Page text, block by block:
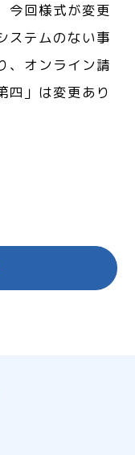
今回様式が変更
ステムのない事
、オンライン請
四」は変更あり